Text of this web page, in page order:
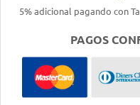
5% adicional pagando con
PAGOS